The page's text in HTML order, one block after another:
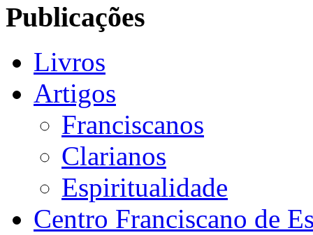
Publicações
Livros
Artigos
Franciscanos
Clarianos
Espiritualidade
Centro Franciscano de